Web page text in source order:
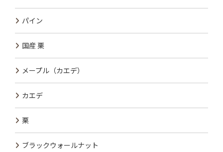
パイン
国産 栗
メープル（カエデ）
カエデ
栗
ブラックウォールナット